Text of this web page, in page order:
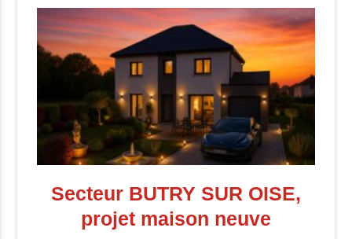
Secteur BUTRY SUR OISE,
projet maison neuve